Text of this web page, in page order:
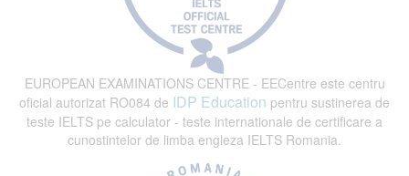
EUROPEAN EXAMINATIONS CENTRE - EECentre este centru
oficial autorizat RO084 de IDP Education pentru sustinerea de
teste IELTS pe calculator - teste internationale de certificare a
cunostintelor de limba engleza IELTS Romania.